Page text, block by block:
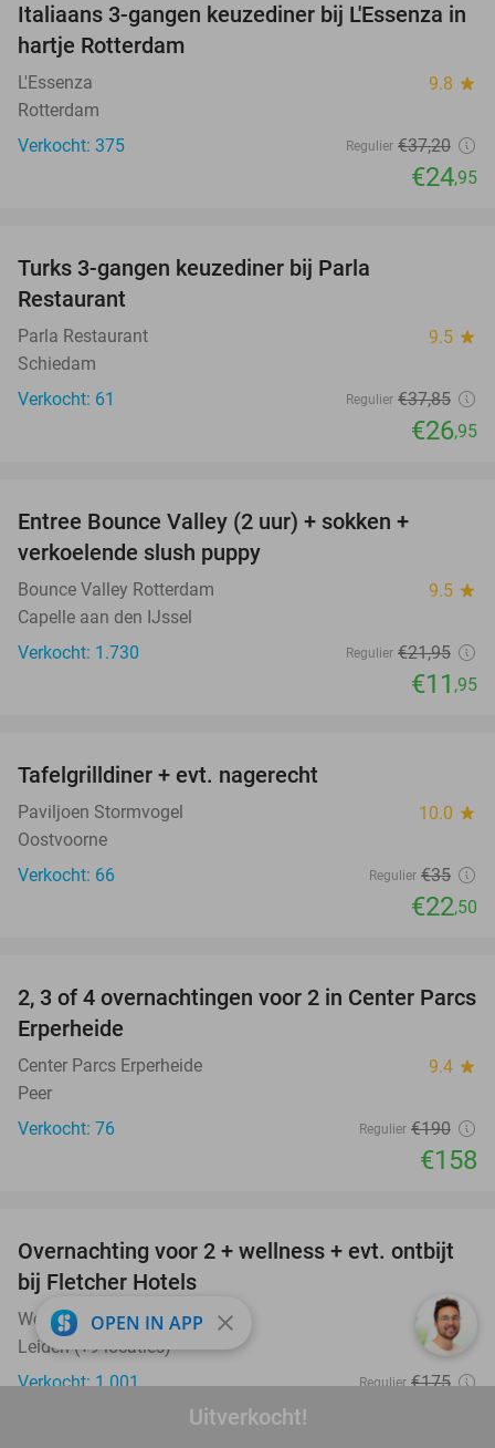
Uitverkocht!
33%
Italiaans 3-gangen keuzediner bij L'Essenza in
hartje Rotterdam
L'Essenza 9.8 star
Rotterdam
Verkocht: 375
Regulier €37,20
€24,95
Turks 3-gangen keuzediner bij Parla
Restaurant
Parla Restaurant 9.5 star
Schiedam
Verkocht: 61
Regulier €37,85
€26,95
Entree Bounce Valley (2 uur) + sokken +
verkoelende slush puppy
Bounce Valley Rotterdam 9.5 star
Capelle aan den IJssel
Verkocht: 1.730
Regulier €21,95
€11 ,95
Tafelgrilldiner + evt. nagerecht
Paviljoen Stormvogel 10.0 star
Oostvoorne
Verkocht: 66
Regulier €35
€22,50
17%
2, 3 of 4 overnachtingen voor 2 in Center Parcs
Erperheide
Center Parcs Erperheide 9.4 star
Peer
Verkocht: 76
Regulier €190
€158
55%
Overnachting voor 2 + wellness + evt. ontbijt
bij Fletcher Hotels
Wellness-Hotel Fletcher 7.4star
Leiden (+9 locaties)
Verkocht: 1.001
Regulier €175
OPEN IN APP close